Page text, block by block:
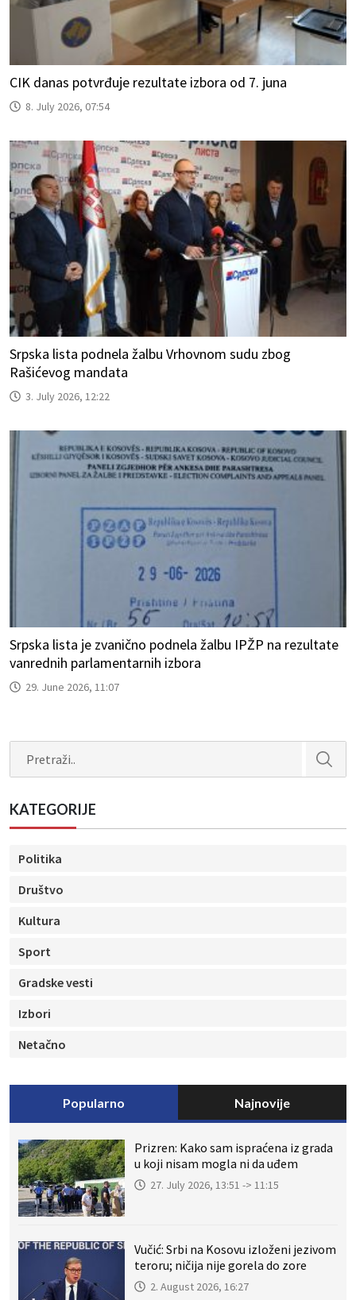
CIK danas potvrđuje rezultate izbora od 7. juna
8. July 2026, 07:54
Srpska lista podnela žalbu Vrhovnom sudu zbog
Rašićevog mandata
3. July 2026, 12:22
Srpska lista je zvanično podnela žalbu IPŽP na rezultate
vanrednih parlamentarnih izbora
29. June 2026, 11:07
KATEGORIJE
Politika
Društvo
Kultura
Sport
Gradske vesti
Izbori
Netačno
Popularno Najnovije
Prizren: Kako sam ispraćena iz grada
u koji nisam mogla ni da uđem
27. July 2026, 13:51 -> 11:15
Vučić: Srbi na Kosovu izloženi jezivom
teroru; ničija nije gorela do zore
2. August 2026, 16:27